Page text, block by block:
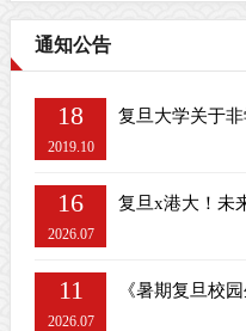
通知公告
18
2019.10
复旦大学关于
16
2026.07
复旦x港大！未
11
2026.07
《暑期复旦校